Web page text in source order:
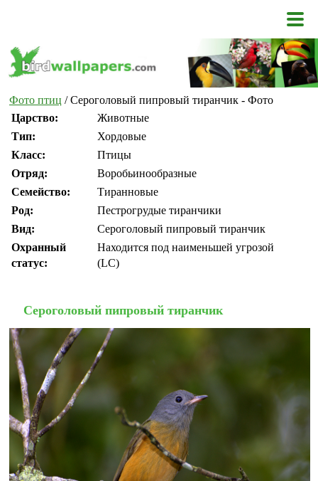
Фото птиц / Сероголовый пипровый тиранчик - Фото
Царство:
Животные
Тип:
Хордовые
Класс:
Птицы
Отряд:
Воробьинообразные
Семейство:
Тиранновые
Род:
Пестрогрудые тиранчики
Вид:
Сероголовый пипровый тиранчик
Охранный
статус:
Находится под наименьшей угрозой
(LC)
Сероголовый пипровый тиранчик